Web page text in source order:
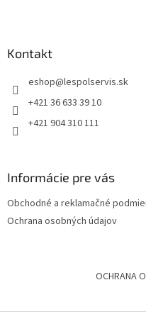
Kontakt
eshop@lespolservis.sk
+421 36 633 39 10
+421 904 310 111
Informácie pre vás
Obchodné a reklamačné
Ochrana osobných údajov
OCHRANA